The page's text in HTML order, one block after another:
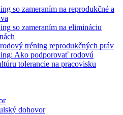
so zameraním na reprodukčné a
so zameraním na elimináciu
tréning reprodukčných práv
Ako podporovať rodovú
tolerancie na pracovisku
dohovor